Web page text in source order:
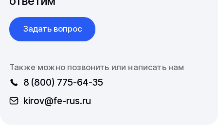
обуславливаются точным соблюдением технических
стандартов и ГОСТов. Подходим к работе
комплексно и поддерживаем каждое звено: от
клиенту.
По вопросам покупки, а также цены на
64-35или пишите по электронной почте
Задать вопрос
Также можно позвонить или написать нам
8 (800) 775-64-35
kirov@fe-rus.ru